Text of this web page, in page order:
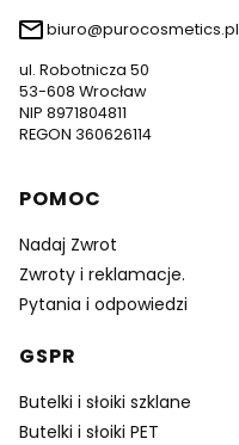
biuro@purocosmetics.pl
ul. Robotnicza 50
53-608 Wrocław
NIP 8971804811
REGON 360626114
Linki w stopce
POMOC
Nadaj Zwrot
Zwroty i reklamacje.
Pytania i odpowiedzi
GSPR
Butelki i słoiki szklane
Butelki i słoiki PET